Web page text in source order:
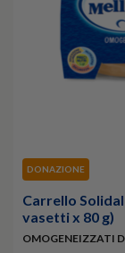
DONAZIONE
Carrello
vasetti x 80 g)
OMOGENEIZZATI